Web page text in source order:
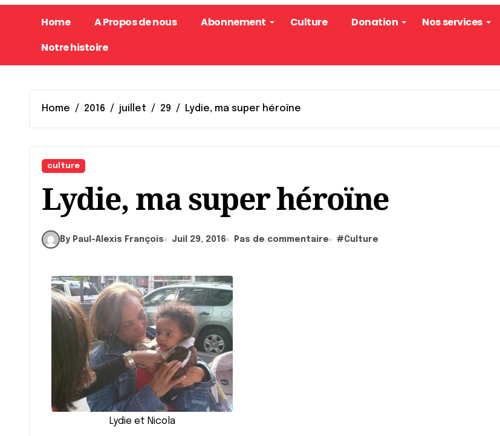
Home A Propos de nous Abonnement Culture Donation Nos services
Notre histoire
Home 2016 juillet 29 Lydie, ma super héroïne
culture
Lydie, ma super héroïne
By Paul-Alexis François Juil 29, 2016 Pas de commentaire #Culture
Lydie et Nicola